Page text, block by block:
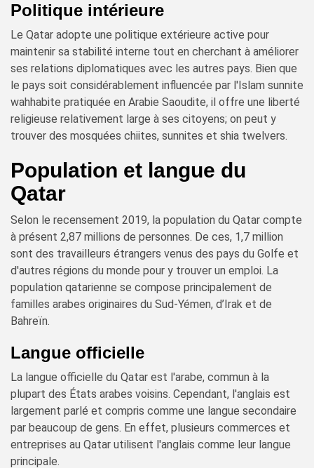
Politique intérieure
Le Qatar adopte une politique extérieure active pour
maintenir sa stabilité interne tout en cherchant à améliorer
ses relations diplomatiques avec les autres pays. Bien que
le pays soit considérablement influencée par l'Islam sunnite
wahhabite pratiquée en Arabie Saoudite, il offre une liberté
religieuse relativement large à ses citoyens; on peut y
trouver des mosquées chiites, sunnites et shia twelvers.
Population et langue du
Qatar
Selon le recensement 2019, la population du Qatar compte
à présent 2,87 millions de personnes. De ces, 1,7 million
sont des travailleurs étrangers venus des pays du Golfe et
d'autres régions du monde pour y trouver un emploi. La
population qatarienne se compose principalement de
familles arabes originaires du Sud-Yémen, d’Irak et de
Bahreïn.
Langue officielle
La langue officielle du Qatar est l'arabe, commun à la
plupart des États arabes voisins. Cependant, l'anglais est
largement parlé et compris comme une langue secondaire
par beaucoup de gens. En effet, plusieurs commerces et
entreprises au Qatar utilisent l'anglais comme leur langue
principale.